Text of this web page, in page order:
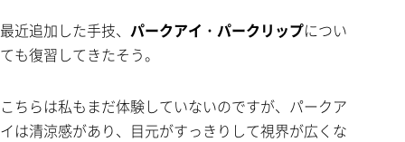
最近追加した手技、 パークアイ ・ パークリップについ
ても復習してきたそう。
こちらは私もまだ体験していないのですが、パークア
イは清涼感があり、目元がすっきりして視界が広くな